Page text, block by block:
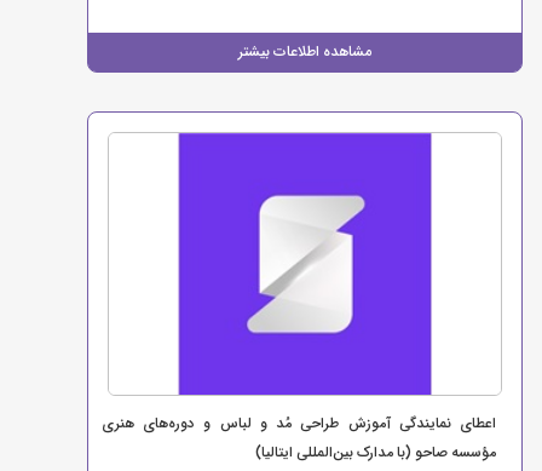
مشاهده اطلاعات بیشتر
اعطای نمایندگی آموزش طراحی مُد و لباس و دوره‌های هنری
مؤسسه صاحو (با مدارک بین‌المللی ایتالیا)